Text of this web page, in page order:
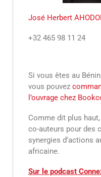
José Herbert
+32 465 98 11 24
Si vous êtes au
vous pouvez
l’ouvrage chez
Comme dit plus
co-auteurs pour des
synergies d’actions
africaine.
Sur le podcast